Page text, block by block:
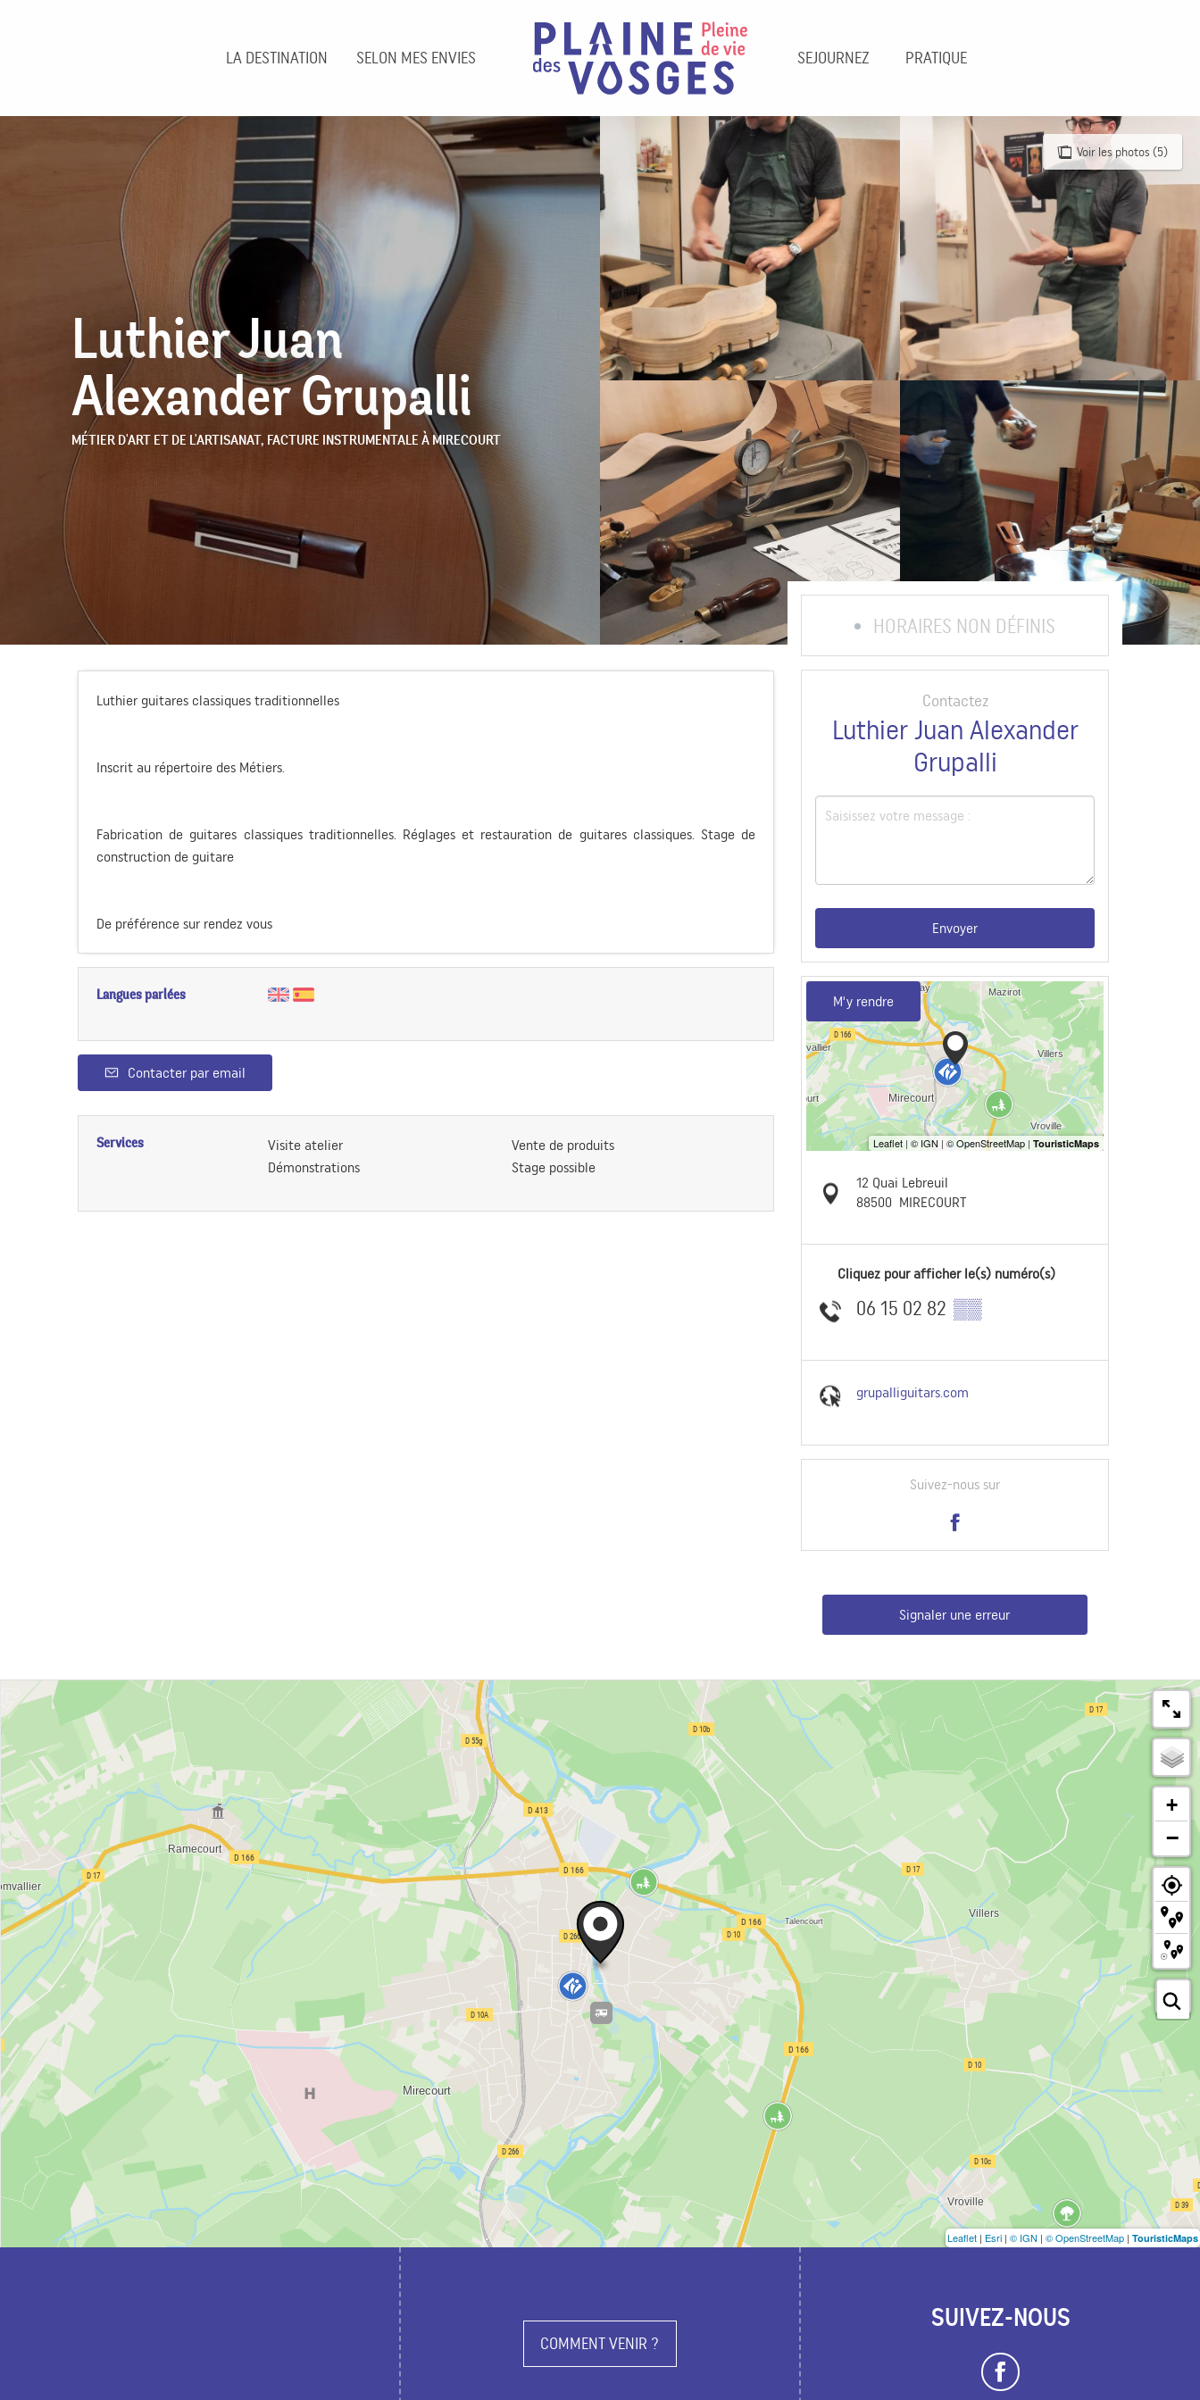
LA DESTINATION SELON MES ENVIES SEJOURNEZ PRATIQUE
Voir les photos (5)
Luthier Juan
Alexander Grupalli
MÉTIER D'ART ET DE L'ARTISANAT, FACTURE INSTRUMENTALE À MIRECOURT
Luthier guitares classiques traditionnelles
Inscrit au répertoire des Métiers.
Fabrication de guitares classiques traditionnelles. Réglages et restauration de guitares classiques. Stage de
construction de guitare
De préférence sur rendez vous
Langues parlées
Contacter par email
Services
Visite atelier
Démonstrations
Vente de produits
Stage possible
HORAIRES NON DÉFINIS
Contactez
Luthier Juan Alexander
Grupalli
Envoyer
M'y rendre
12 Quai Lebreuil
88500 MIRECOURT
Cliquez pour afficher le(s) numéro(s)
06 15 02 82 ▒▒
grupalliguitars.com
Suivez-nous sur
Signaler une erreur
+
−
Leaflet | Esri | © IGN | © OpenStreetMap | TouristicMaps
COMMENT VENIR ?
SUIVEZ-NOUS